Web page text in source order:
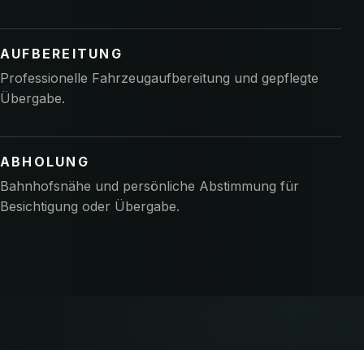
AUFBEREITUNG
Professionelle Fahrzeugaufbereitung und gepflegte
Übergabe.
ABHOLUNG
Bahnhofsnähe und persönliche Abstimmung für
Besichtigung oder Übergabe.